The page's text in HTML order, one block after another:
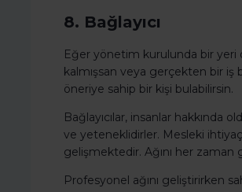
8. Bağlayıcı
Eğer yönetim kurulunda bir yeri
kalmışsan veya gerçekten bir iş
öneriye sahip bir kişi bulabilirsin.
Bağlayıcılar, insanlar hakkında
ve yeteneklidirler. Mesleki
gelişmektedir. Ağını her
Profesyonel ağını geliştirirken